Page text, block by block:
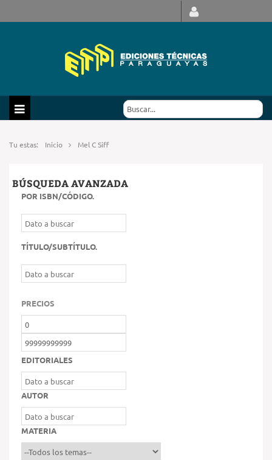
Tu estas: Inicio Mel C Siff
BÚSQUEDA AVANZADA
POR ISBN/CÓDIGO.
TÍTULO/SUBTÍTULO.
PRECIOS
EDITORIALES
AUTOR
MATERIA